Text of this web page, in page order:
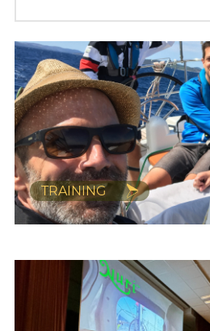
TRAINING